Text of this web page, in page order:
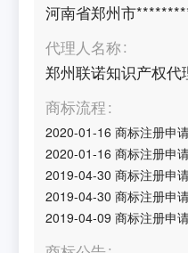
河南省郑州市
代理人名称
郑州联诺知识产权代
商标流程
2020-01-16 商标注册申
2020-01-16 商标注册申
2019-04-30 商标注册申
2019-04-30 商标注册申
2019-04-09 商标注册申